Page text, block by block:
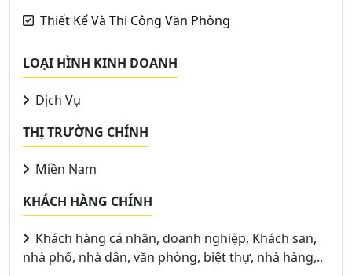
Thiết Kế Và Thi Công Văn Phòng
LOẠI HÌNH KINH DOANH
Dịch Vụ
THỊ TRƯỜNG CHÍNH
Miền Nam
KHÁCH HÀNG CHÍNH
Khách hàng cá nhân, doanh nghiệp, Khách sạn,
nhà phố, nhà dân, văn phòng, biệt thự, nhà hàng,..